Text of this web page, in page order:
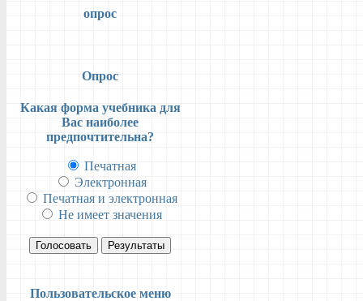
опрос
Опрос
Какая форма учебника для
Вас наиболее
предпочтительна?
Печатная
Электронная
Печатная и электронная
Не имеет значения
Голосовать Результаты
Пользовательское меню